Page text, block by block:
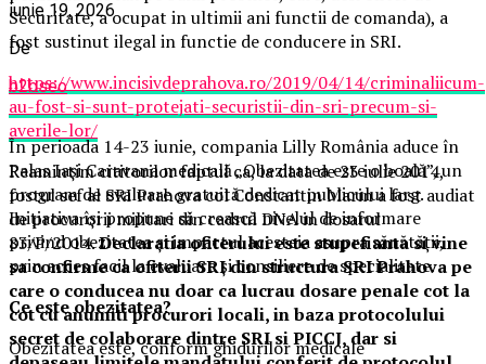
Securitate, a ocupat in ultimii ani functii de comanda), a
fost sustinut ilegal in functie de conducere in SRI.
https://www.incisivdeprahova.ro/2019/04/14/criminaliicum-
au-fost-si-sunt-protejati-securistii-din-sri-precum-si-
averile-lor/
Reamintim cititorilor faptul ca, la data de 23 iulie 2014,
fostul sef al SRI Prahova col Constantin Marin a fost audiat
de procurorii militari din cadrul DNA in dosarul
83/P/2014.Declaratia ofiterului este stupefianta si vine
sa confirme ca ofiterii SRI din structura SRI Prahova pe
care o conducea nu doar ca lucrau dosare penale cot la
cot cu anumiti procurori locali, in baza protocolului
secret de colaborare dintre SRI si PICCJ, dar si
iunie 19, 2026
De
b2bseo
În perioada 14-23 iunie, compania Lilly România aduce în
Palas Iași Caravana medicală „Obezitatea este o boală”, un
program de evaluare gratuită dedicat publicului larg.
Inițiativa își propune să crească nivelul de informare
privind obezitatea și impactul acesteia asupra sănătății,
prin acces facil la evaluare și consiliere de specialitate.
Ce este obezitatea?
Obezitatea este, conform ghidurilor medicale